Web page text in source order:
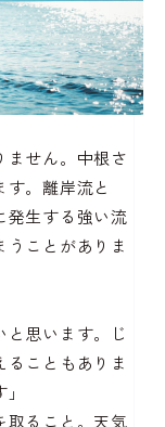
ません。中根さ
。離岸流と
発生する強い流
ことがありま
と思います。じ
ることもありま
取ること。天気